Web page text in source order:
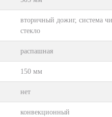
вторичный дожиг, система
стекло
распашная
150 мм
нет
конвекционный